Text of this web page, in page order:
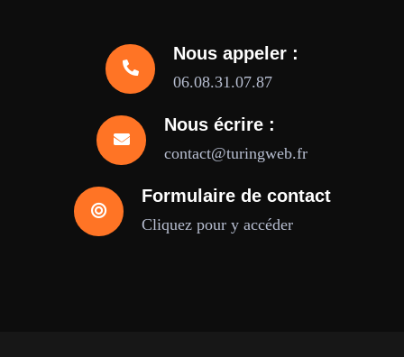
Nous appeler :
06.08.31.07.87
Nous écrire :
contact@turingweb.fr
Formulaire de contact
Cliquez pour y accéder